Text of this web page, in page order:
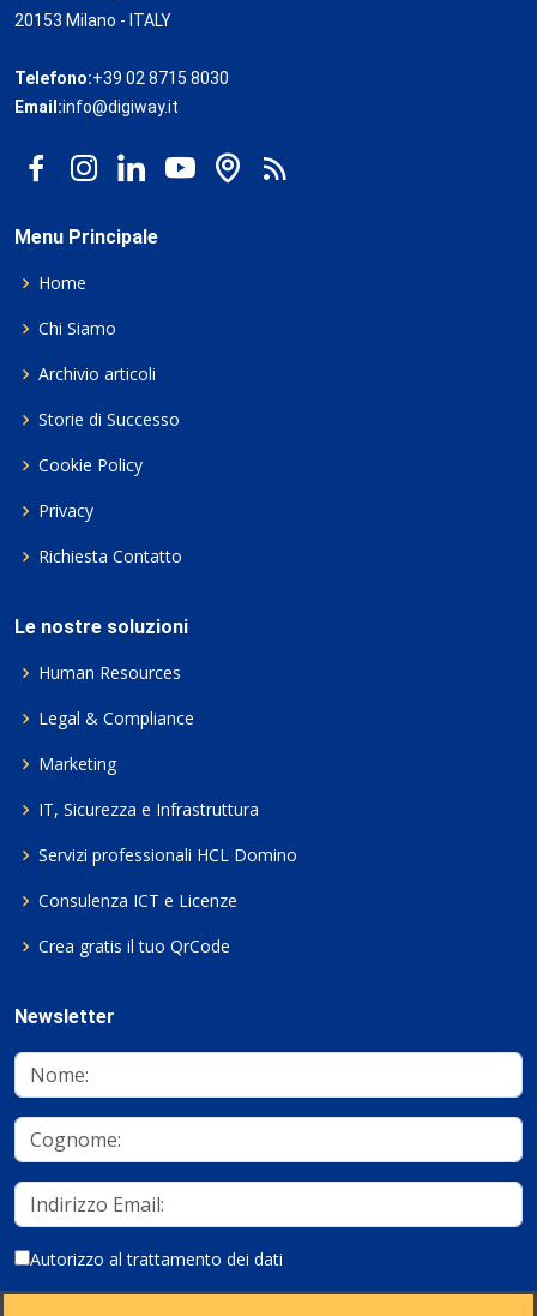
20153 Milano - ITALY
Telefono:+39 02 8715 8030
Email:info@digiway.it
Menu Principale
Home
Chi Siamo
Archivio articoli
Storie di Successo
Cookie Policy
Privacy
Richiesta Contatto
Le nostre soluzioni
Human Resources
Legal & Compliance
Marketing
IT, Sicurezza e Infrastruttura
Servizi professionali HCL Domino
Consulenza ICT e Licenze
Crea gratis il tuo QrCode
Newsletter
Autorizzo al trattamento dei dati